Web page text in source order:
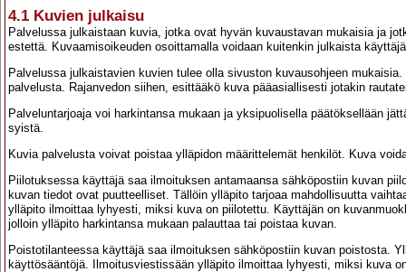
4.1 Kuvien julkaisu
Palvelussa julkaistaan kuvia, jotka ovat hyvän kuvaustavan mukaisia ja
estettä. Kuvaamisoikeuden osoittamalla voidaan kuitenkin julkaista
Palvelussa julkaistavien kuvien tulee olla sivuston kuvausohjeen
palvelusta. Rajanvedon siihen, esittääkö kuva pääasiallisesti jotakin
Palveluntarjoaja voi harkintansa mukaan ja yksipuolisella päätöksellään
syistä.
Kuvia palvelusta voivat poistaa ylläpidon määrittelemät henkilöt. Kuva
Piilotuksessa käyttäjä saa ilmoituksen antamaansa sähköpostiin kuvan
kuvan tiedot ovat puutteelliset. Tällöin ylläpito tarjoaa mahdollisuutta
ylläpito ilmoittaa lyhyesti, miksi kuva on piilotettu. Käyttäjän on
jolloin ylläpito harkintansa mukaan palauttaa tai poistaa kuvan.
Poistotilanteessa käyttäjä saa ilmoituksen sähköpostiin kuvan poistosta.
käyttösääntöjä. Ilmoitusviestissään ylläpito ilmoittaa lyhyesti, miksi kuva